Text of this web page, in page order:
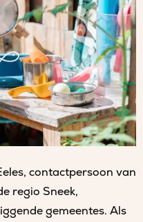
contactpersoon van
regio Sneek,
gemeentes. Als